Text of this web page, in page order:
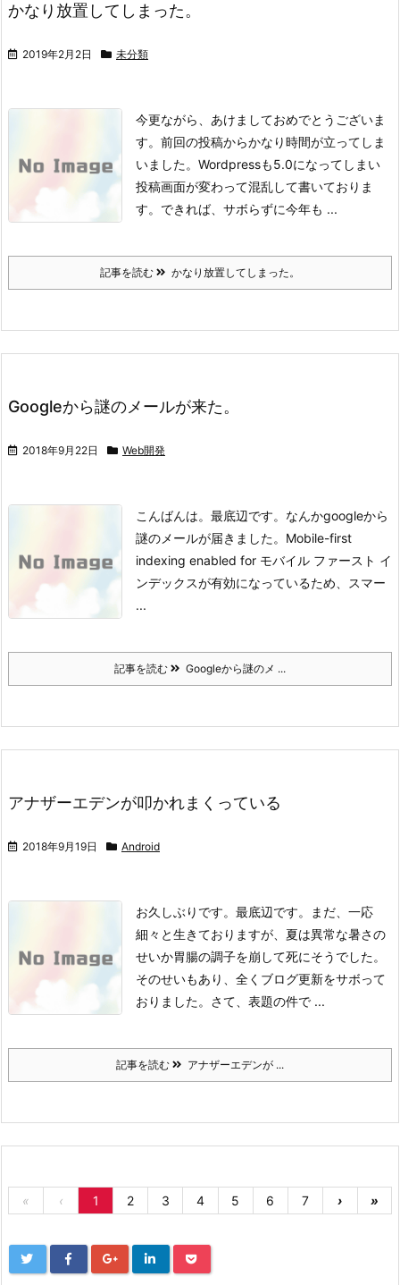
かなり放置してしまった。
2019年2月2日 未分類
今更ながら、あけましておめでとうございま
す。 前回の投稿からかなり時間が立ってしま
いました。 Wordpressも5.0になってしまい
投稿画面が変わって混乱して書いておりま
す。 できれば、サボらずに今年も ...
記事を読む かなり放置してしまった。
Googleから謎のメールが来た。
2018年9月22日 Web開発
こんばんは。 最底辺です。 なんかgoogleから
謎のメールが届きました。 Mobile-first
indexing enabled for モバイル ファースト イ
ンデックスが有効になっているため、スマー
...
記事を読む Googleから謎のメ ...
アナザーエデンが叩かれまくっている
2018年9月19日 Android
お久しぶりです。 最底辺です。
まだ、一応
細々と生きておりますが、夏は異常な暑さの
せいか胃腸の調子を崩して死にそうでした。
そのせいもあり、全くブログ更新をサボって
おりました。 さて、表題の件で ...
記事を読む アナザーエデンが ...
« ‹ 1 2 3 4 5 6 7 › »